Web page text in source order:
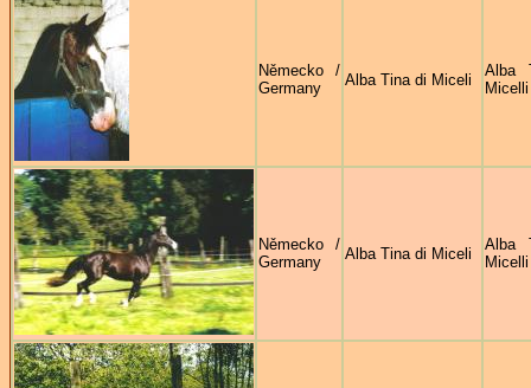
Německo /
Germany
Alba Tina di Miceli
Alba
Micelli
Německo /
Germany
Alba Tina di Miceli
Alba
Micelli